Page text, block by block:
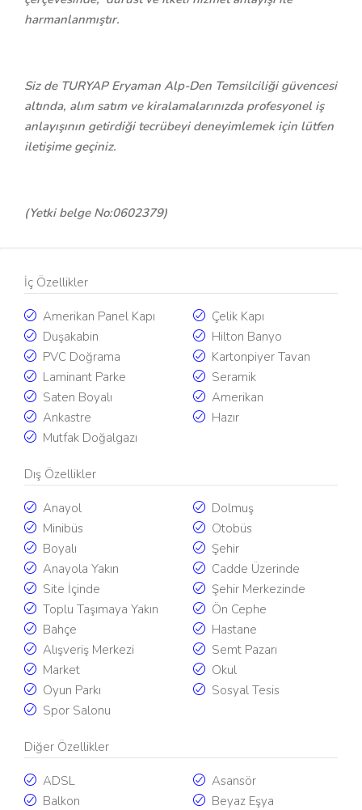
harmanlanmıştır.
Siz de TURYAP Eryaman Alp-Den Temsilciliği güvencesi
altında, alım satım ve kiralamalarınızda profesyonel iş
anlayışının getirdiği tecrübeyi deneyimlemek için lütfen
iletişime geçiniz.
(Yetki belge No:0602379)
İç Özellikler
Amerikan Panel Kapı
Çelik Kapı
Duşakabin
Hilton Banyo
PVC Doğrama
Kartonpiyer Tavan
Laminant Parke
Seramik
Saten Boyalı
Amerikan
Ankastre
Hazır
Mutfak Doğalgazı
Dış Özellikler
Anayol
Dolmuş
Minibüs
Otobüs
Boyalı
Şehir
Anayola Yakın
Cadde Üzerinde
Site İçinde
Şehir Merkezinde
Toplu Taşımaya Yakın
Ön Cephe
Bahçe
Hastane
Alışveriş Merkezi
Semt Pazarı
Market
Okul
Oyun Parkı
Sosyal Tesis
Spor Salonu
Diğer Özellikler
ADSL
Asansör
Balkon
Beyaz Eşya